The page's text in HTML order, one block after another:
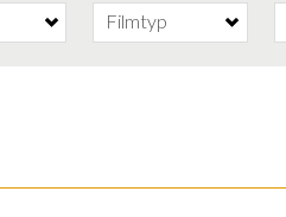
Filmtyp